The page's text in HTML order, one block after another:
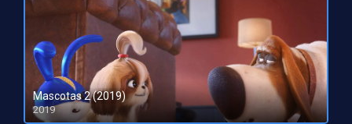
Mascotas 2 (2019)
2019
HD 720p